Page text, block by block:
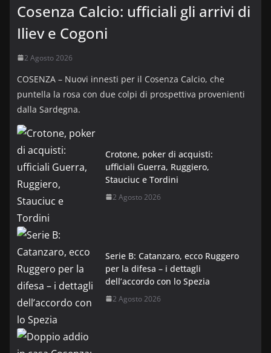
Cosenza Calcio: ufficiali gli arrivi di
Iliev e Cogoni
2 Agosto 2026
COSENZA – Nuovi innesti per il Cosenza Calcio, che
puntella la rosa con due colpi di prospettiva provenienti
dalla Sardegna.
Crotone, poker di acquisti:
ufficiali Guerra, Ruggiero,
Stauciuc e Tordini
2 Agosto 2026
Serie B: Catanzaro, ecco Ruggero
per la difesa – i dettagli
dell’accordo con lo Spezia
2 Agosto 2026